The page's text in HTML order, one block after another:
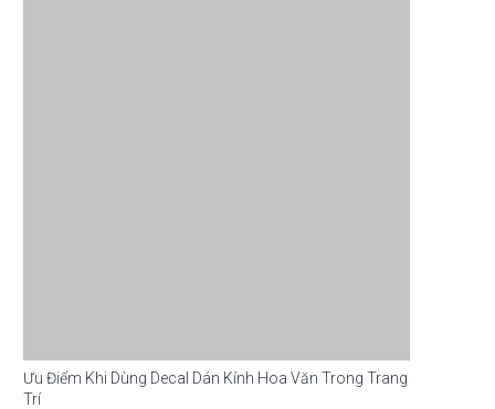
Ưu Điểm Khi Dùng Decal Dán Kính Hoa Văn Trong Trang
Trí